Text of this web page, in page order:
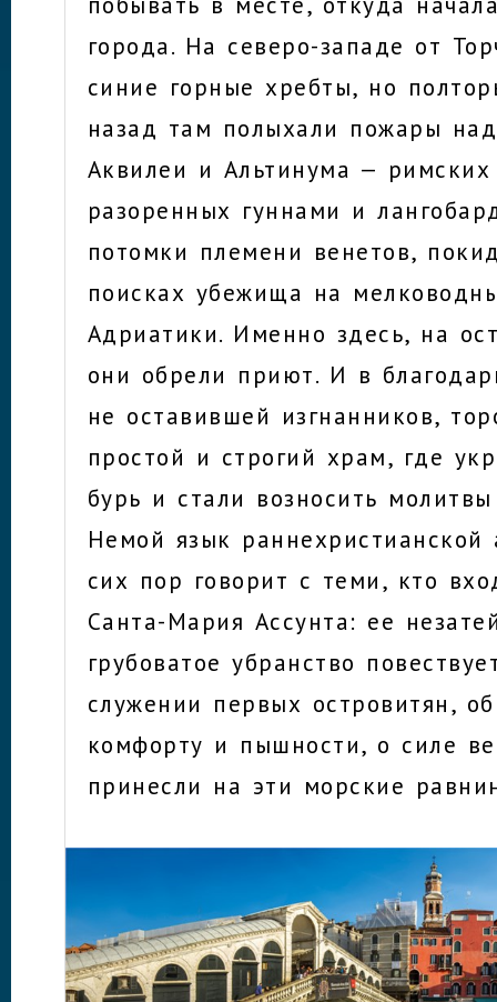
города. На северо-западе от
синие горные хребты, но
назад там полыхали пожары
Аквилеи и Альтинума — римских
разоренных гуннами и
потомки племени венетов,
поисках убежища на
Адриатики. Именно здесь, на
они обрели приют. И в
не оставившей изгнанников,
простой и строгий храм, где
бурь и стали возносить
Немой язык раннехристианской
сих пор говорит с теми, кто
Санта-Мария Ассунта: ее
грубоватое убранство
служении первых островитян,
комфорту и пышности, о силе
принесли на эти морские